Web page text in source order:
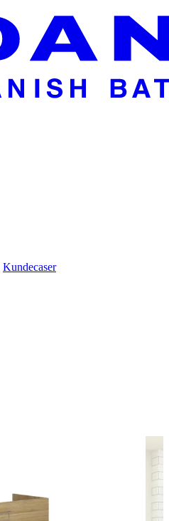
Kundecaser